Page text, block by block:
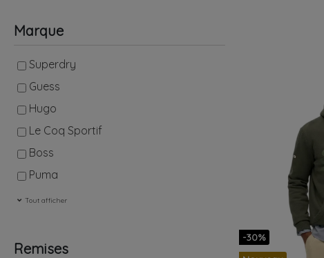
Marque
Superdry
Guess
Hugo
Le Coq Sportif
Boss
Puma
Tout afficher
Remises
-30%